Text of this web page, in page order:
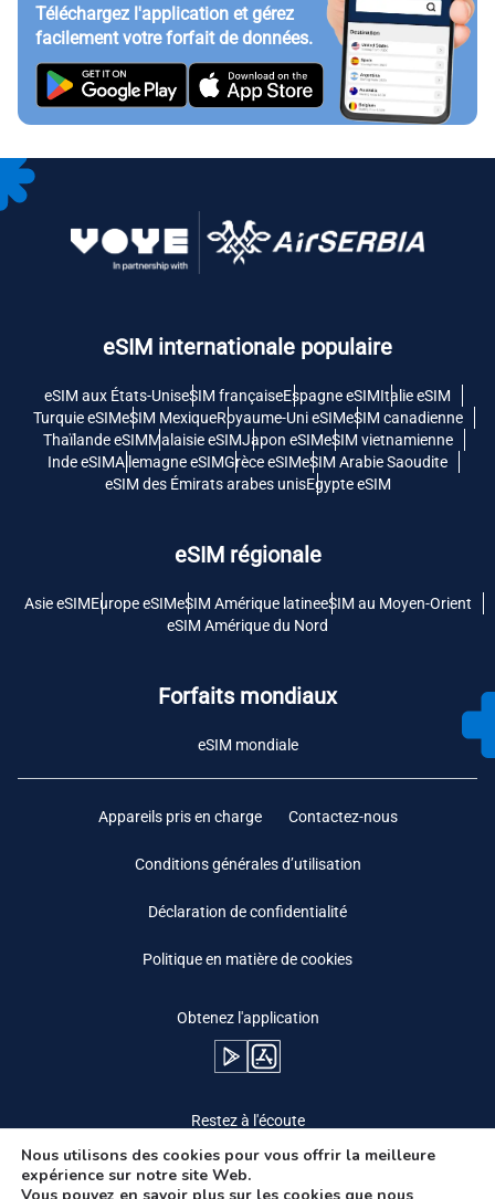
Téléchargez l'application et gérez
facilement votre forfait de données.
eSIM internationale populaire
eSIM aux États-UniseSIM françaiseEspagne eSIMItalie eSIM
Turquie eSIMeSIM MexiqueRoyaume-Uni eSIMeSIM canadienne
Thaïlande eSIMMalaisie eSIMJapon eSIMeSIM vietnamienne
Inde eSIMAllemagne eSIMGrèce eSIMeSIM Arabie Saoudite
eSIM des Émirats arabes unisEgypte eSIM
eSIM régionale
Asie eSIMEurope eSIMeSIM Amérique latineeSIM au Moyen-Orient
eSIM Amérique du Nord
Forfaits mondiaux
eSIM mondiale
Appareils pris en charge Contactez-nous
Conditions générales d’utilisation
Déclaration de confidentialité
Politique en matière de cookies
Obtenez l'application
Restez à l'écoute
Nous utilisons des cookies pour vous offrir la meilleure
expérience sur notre site Web.